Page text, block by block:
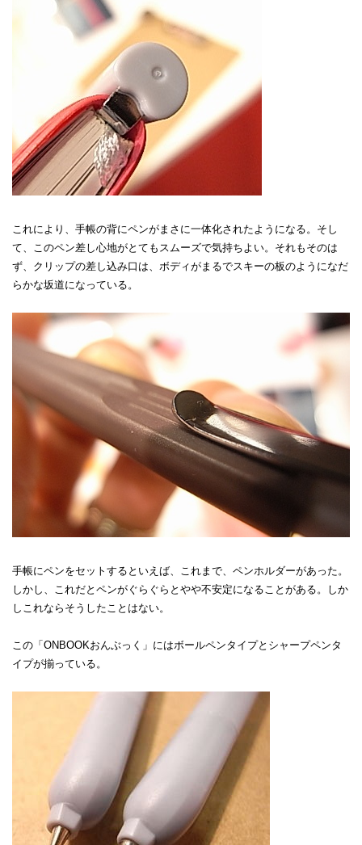
これにより、手帳の背にペンがまさに一体化されたようになる。そし
て、このペン差し心地がとてもスムーズで気持ちよい。それもそのは
ず、クリップの差し込み口は、ボディがまるでスキーの板のようになだ
らかな坂道になっている。
手帳にペンをセットするといえば、これまで、ペンホルダーがあった。
しかし、これだとペンがぐらぐらとやや不安定になることがある。しか
しこれならそうしたことはない。
この「ONBOOKおんぶっく」にはボールペンタイプとシャープペンタ
イプが揃っている。